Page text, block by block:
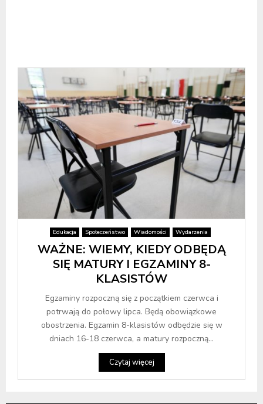
Edukacja Społeczeństwo Wiadomości Wydarzenia
WAŻNE: WIEMY, KIEDY ODBĘDĄ
SIĘ MATURY I EGZAMINY 8-
KLASISTÓW
Egzaminy rozpoczną się z początkiem czerwca i
potrwają do połowy lipca. Będą obowiązkowe
obostrzenia. Egzamin 8-klasistów odbędzie się w
dniach 16-18 czerwca, a matury rozpoczną...
Czytaj więcej